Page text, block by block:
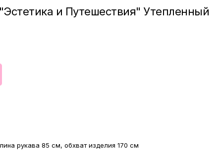
и Путешествия" Утепленный
рукава 85 см, обхват изделия 170 см